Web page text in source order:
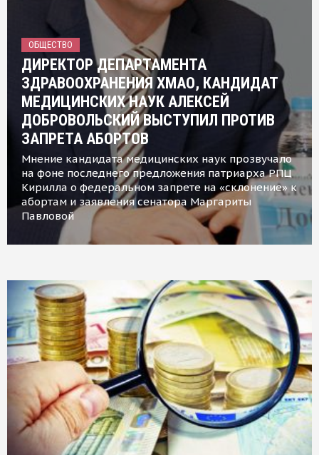
ОБЩЕСТВО
ДИРЕКТОР ДЕПАРТАМЕНТА
ЗДРАВООХРАНЕНИЯ ХМАО, КАНДИДАТ
МЕДИЦИНСКИХ НАУК АЛЕКСЕЙ
ДОБРОВОЛЬСКИЙ ВЫСТУПИЛ ПРОТИВ
ЗАПРЕТА АБОРТОВ
Мнение кандидата медицинских наук прозвучало
на фоне последнего предложения патриарха РПЦ
Кирилла о федеральном запрете на «склонение» к
абортам и заявления сенатора Маргариты
Павловой